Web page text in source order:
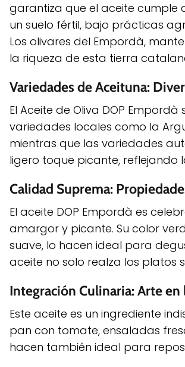
garantiza que el aceite cumple
un suelo fértil, bajo prácticas
Los olivares del Empordà,
la riqueza de esta tierra
Variedades de Aceituna:
El Aceite de Oliva DOP
variedades locales como la
mientras que las variedades
ligero toque picante, reflejando
Calidad Suprema:
El aceite DOP Empordà es
amargor y picante. Su color
suave, lo hacen ideal para
aceite no solo realza los platos
Integración Culinaria: Arte en
Este aceite es un ingrediente
pan con tomate, ensaladas
hacen también ideal para